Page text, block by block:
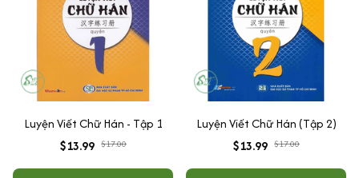
Luyện Viết Chữ Hán - Tập 1
$13.99 $17.00
Luyện Viết Chữ Hán (Tập 2)
$13.99 $17.00